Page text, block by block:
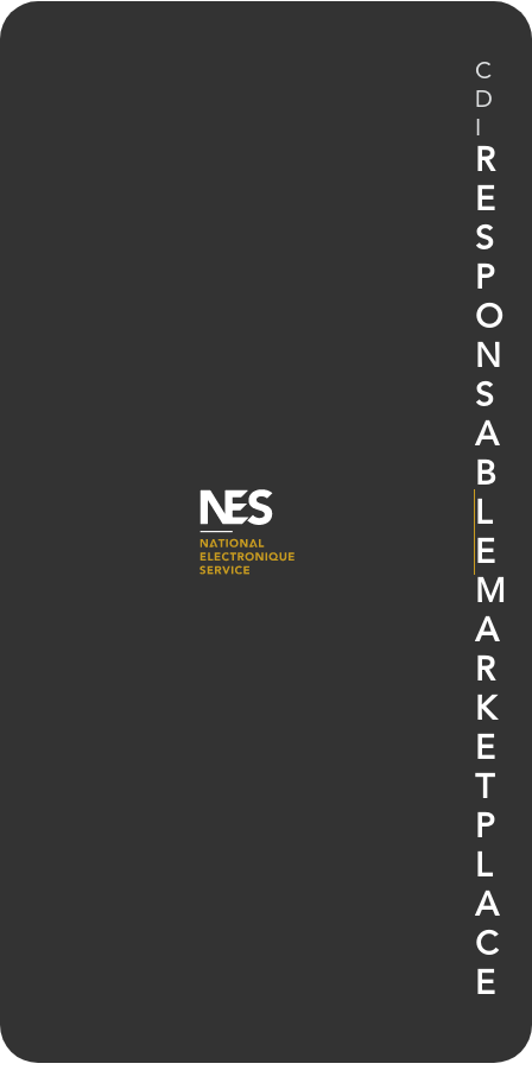
C
D
I
R
E
S
P
O
N
S
A
B
L
E
M
A
R
K
E
T
P
L
A
C
E